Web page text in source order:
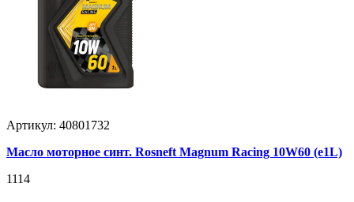
Артикул: 40801732
Масло моторное синт. Rosneft Magnum Racing 10W60 (e1L)
1114